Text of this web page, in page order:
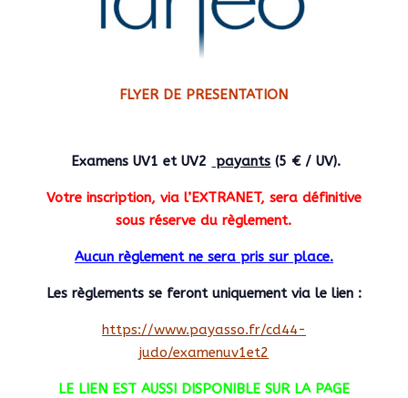
FLYER DE PRESENTATION
Examens UV1 et UV2 payants (5 € / UV).
Votre inscription, via l’EXTRANET, sera définitive
sous réserve du règlement.
Aucun règlement ne sera pris sur place.
Les règlements se feront uniquement via le lien :
https://www.payasso.fr/cd44-
judo/examenuv1et2
LE LIEN EST AUSSI DISPONIBLE SUR LA PAGE